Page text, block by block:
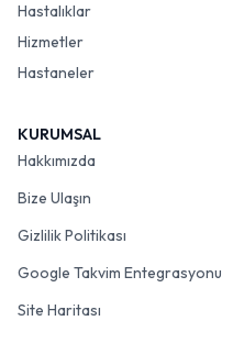
Hastalıklar
Hizmetler
Hastaneler
KURUMSAL
Hakkımızda
Bize Ulaşın
Gizlilik Politikası
Google Takvim Entegrasyonu
Site Haritası